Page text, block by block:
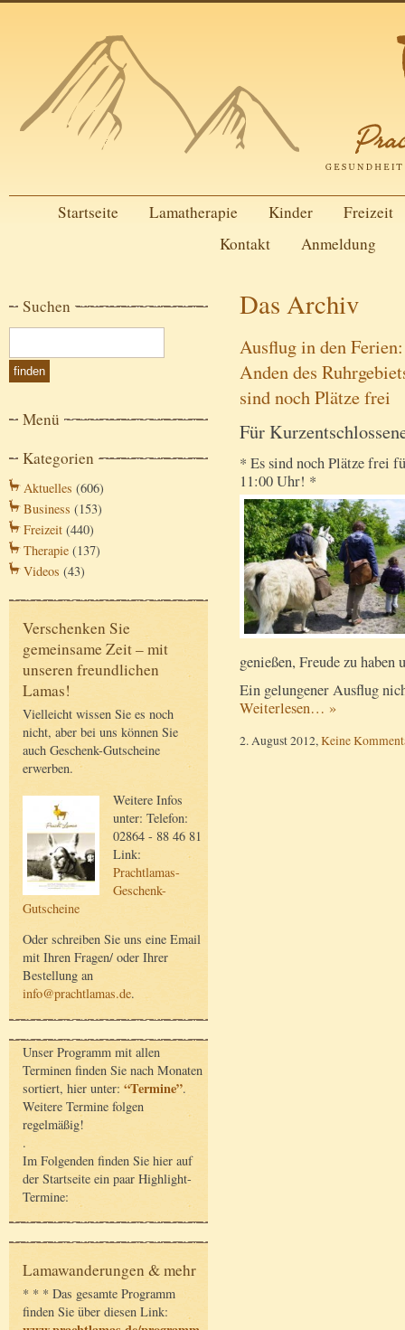
Startseite Lamatherapie Kinder
Freizeit
Kontakt
Anmeldung
Suchen
Menü
Kategorien
Aktuelles (606)
Business (153)
Freizeit (440)
Therapie (137)
Videos (43)
Verschenken Sie
gemeinsame Zeit – mit
unseren freundlichen
Lamas!
Vielleicht wissen Sie es noch
nicht, aber bei uns können Sie
auch Geschenk-Gutscheine
erwerben.
Weitere Infos
unter: Telefon:
02864 - 88 46 81
Link:
Prachtlamas-
Geschenk-
Gutscheine
Oder schreiben Sie uns eine Email
mit Ihren Fragen/ oder Ihrer
Bestellung an
info@prachtlamas.de.
Unser Programm mit allen
Terminen finden Sie nach Monaten
sortiert, hier unter: “Termine”.
Weitere Termine folgen
regelmäßig!
.
Im Folgenden finden Sie hier auf
der Startseite ein paar Highlight-
Termine:
Lamawanderungen & mehr
* * * Das gesamte Programm
finden Sie über diesen Link:
Das Archiv
Ausflug in den
Anden des
sind noch Plätze frei
Für
* Es sind noch Plätze frei
11:00 Uhr! *
genießen, Freude zu haben
Ein gelungener Ausflug
Weiterlesen… »
2. August 2012, Keine